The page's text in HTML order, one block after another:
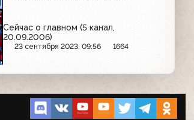
Сейчас о главном (5 канал,
20.09.2006)
23 сентября 2023, 09:56 1664